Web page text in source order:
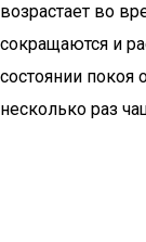
возрастает во
сокращаются и
состоянии покоя
несколько раз